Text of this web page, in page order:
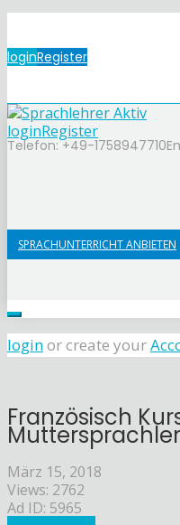
loginRegister
Telefon: +49-1758947710
loginRegister
SPRACHUNTERRICHT ANBIETEN
loginor create your
Französisch
März 15, 2018
Views: 2762
Ad ID: 5965